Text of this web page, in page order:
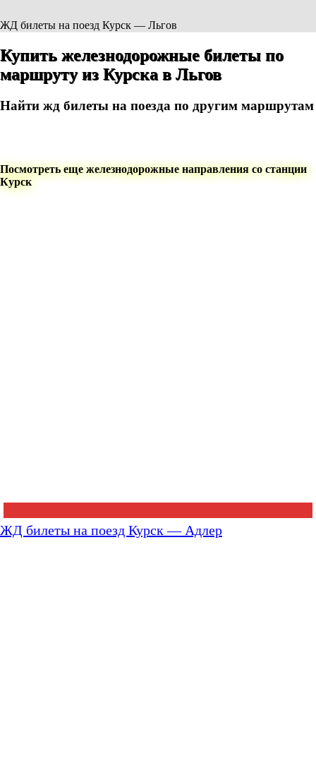
ЖД билеты на поезд Курск — Льгов
Купить железнодорожные билеты по
маршруту из Курска в Льгов
Найти жд билеты на поезда по другим маршрутам
Посмотреть еще железнодорожные направления со станции
Курск
ЖД билеты на поезд Курск — Адлер